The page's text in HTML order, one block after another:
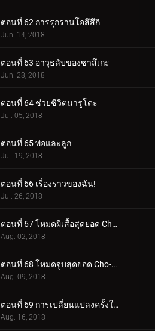
ตอนที่ 62 การรุกรานโอสึสึกิ
Jun. 14, 2018
ตอนที่ 63 อาวุธลับของซาสึเกะ
Jun. 28, 2018
ตอนที่ 64 ช่วยชีวิตนารูโตะ
Jul. 05, 2018
ตอนที่ 65 พ่อและลูก
Jul. 19, 2018
ตอนที่ 66 เรื่องราวของฉัน!
Jul. 26, 2018
ตอนที่ 67 โหมดผีเสื้อสุดยอด Cho-Cho!
Aug. 02, 2018
ตอนที่ 68 โหมดจูบสุดยอด Cho-Cho!
Aug. 09, 2018
ตอนที่ 69 การเปลี่ยนแปลงครั้งใหญ่ของความรัก Cho-Cho!
Aug. 16, 2018